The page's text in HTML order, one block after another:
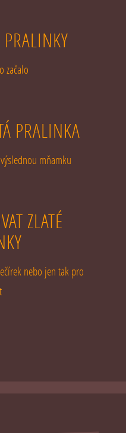
začalo
PRALINKA
mňamku
ZLATÉ
nebo jen tak pro